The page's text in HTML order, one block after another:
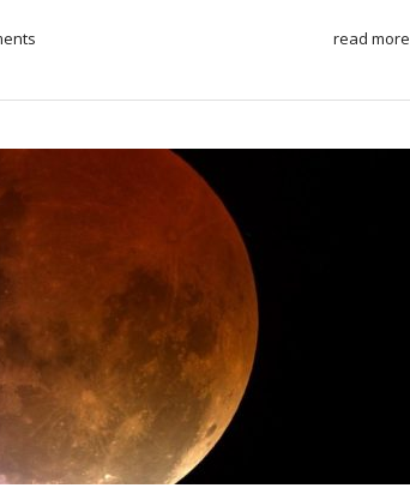
read more